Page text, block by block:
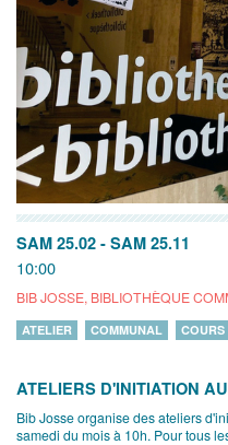
SAM 25.02 - SAM 25.11
10:00
BIB JOSSE, BIBLIOTHÈQUE
ATELIER COMMUNAL COURS
ATELIERS D'INITIATION
Bib Josse organise des ateliers
samedi du mois à 10h. Pour tous